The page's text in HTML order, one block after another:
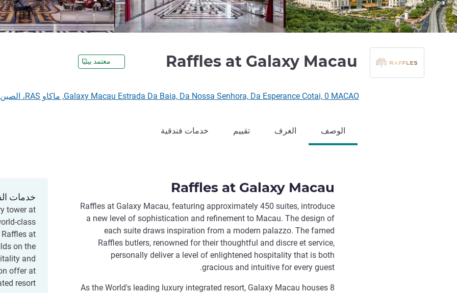
Raffles at Galaxy Macau معتمد بيئيًا
Galaxy Macau Estrada Da Baia, Da Nossa Senhora, Da Esperance Cotai, 0 MACAO, ماكاو RAS، الصين
الوصف الغرف تقييم خدمات فندقية
Raffles at Galaxy Macau
Raffles at Galaxy Macau, featuring approximately 450 suites, introduce
a new level of sophistication and refinement to Macau. The design of
each suite draws inspiration from a modern palazzo. The famed
Raffles butlers, renowned for their thoughtful and discre et service,
personally deliver a level of enlightened hospitality that is both
gracious and intuitive for every guest.
As the World's leading luxury integrated resort, Galaxy Macau houses 8
خدمات
tower at
class
at
on the
and
offer at
resort.